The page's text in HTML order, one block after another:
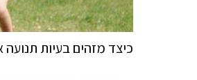
כיצד מזהים בעיות